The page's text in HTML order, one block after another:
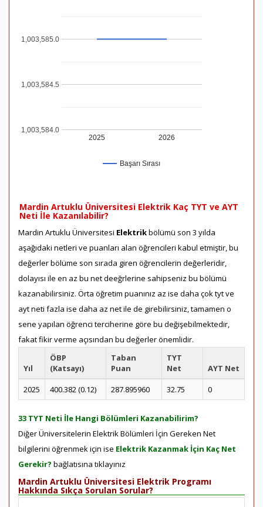
Başarı Sırası
2025 2026
1,003,584.0
1,003,584.5
1,003,585.0
Mardin Artuklu Üniversitesi Elektrik Kaç TYT ve AYT
Neti İle Kazanılabilir?
Mardin Artuklu Üniversitesi Elektrikbölümü son 3 yılda
aşağıdaki netleri ve puanları alan öğrencileri kabul etmiştir, bu
değerler bölüme son sırada giren öğrencilerin değerleridir,
dolayısı ile en az bu net deeğrlerine sahipseniz bu bölümü
kazanabilirsiniz. Örta öğretim puanınız az ise daha çok tyt ve
ayt neti fazla ise daha az net ile de girebilirsiniz, tamamen o
sene yapılan öğrenci terciherine göre bu değişebilmektedir,
fakat fikir verme açısından bu değerler önemlidir.
Yıl
ÖBP
(Katsayı)
Taban
Puan
TYT
Net
AYT Net
2025
400.382 (0.12) 287.895960 32.75 0
33 TYT Neti İle Hangi Bölümleri Kazanabilirim?
Diğer Üniversitelerin Elektrik Bölümleri İçin Gereken Net
bilgilerini öğrenmek için ise Elektrik Kazanmak İçin Kaç Net
Gerekir? bağlatısına tıklayınız
Mardin Artuklu Üniversitesi Elektrik Programı
Hakkında Sıkça Sorulan Sorular?